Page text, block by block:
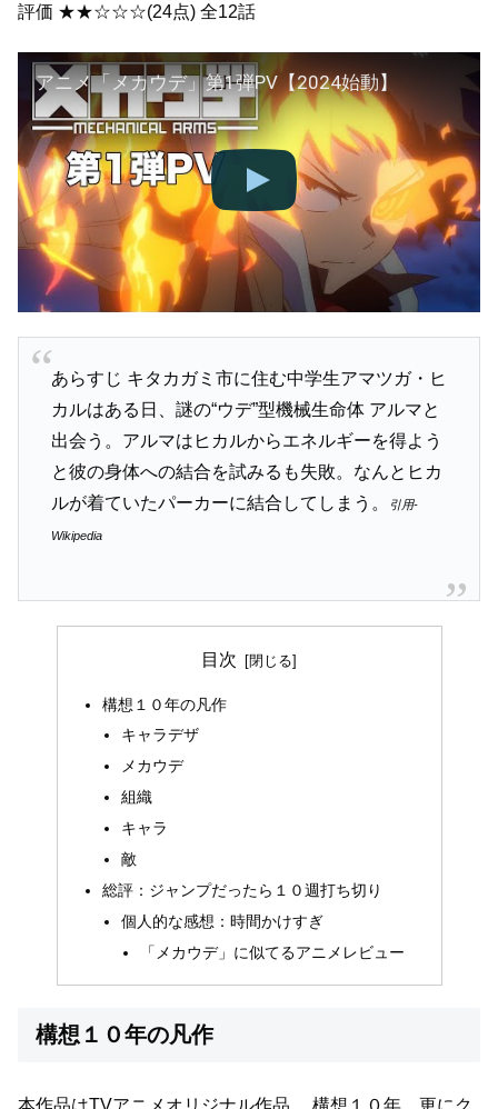
評価 ★★☆☆☆(24点) 全12話
アニメ「メカウデ」第1弾PV【2024始動】
あらすじ キタカガミ市に住む中学生アマツガ・ヒ
カルはある日、謎の“ウデ”型機械生命体 アルマと
出会う。アルマはヒカルからエネルギーを得よう
と彼の身体への結合を試みるも失敗。なんとヒカ
ルが着ていたパーカーに結合してしまう。
引用-
Wikipedia
目次
構想１０年の凡作
キャラデザ
メカウデ
組織
キャラ
敵
総評：ジャンプだったら１０週打ち切り
個人的な感想：時間かけすぎ
「メカウデ」に似てるアニメレビュー
構想１０年の凡作